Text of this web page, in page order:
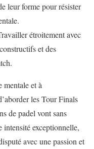
leur forme pour résister
étroitement avec
et des
mentale et à
les Tour Finals
de padel vont sans
intensité exceptionnelle,
avec une passion et